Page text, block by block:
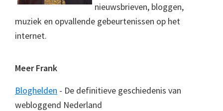
nieuwsbrieven, bloggen,
muziek en opvallende gebeurtenissen op het
internet.
Meer Frank
Bloghelden - De definitieve geschiedenis van
webloggend Nederland